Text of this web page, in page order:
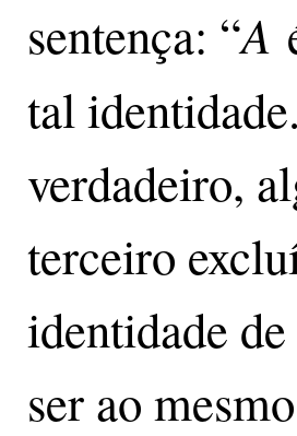
sentença: “A
tal
verdadeiro,
terceiro
identidade
ser ao